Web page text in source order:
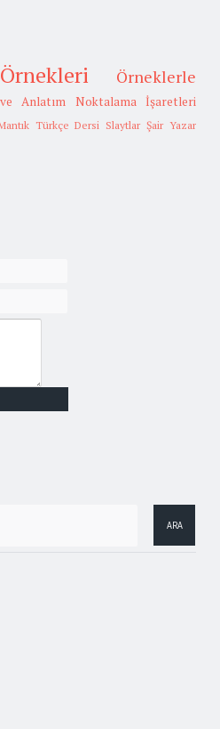
Örneklerle
Anlatım
Noktalama İşaretleri
Türkçe Dersi Slaytlar Şair Yazar